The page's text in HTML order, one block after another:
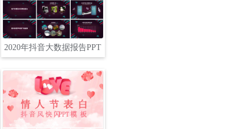
2020年抖音大数据报告PPT